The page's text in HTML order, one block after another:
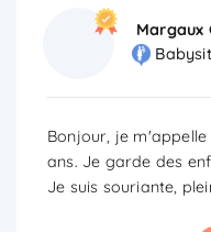
Margaux
Bonjour, je
ans. Je garde des
Je suis souriante,